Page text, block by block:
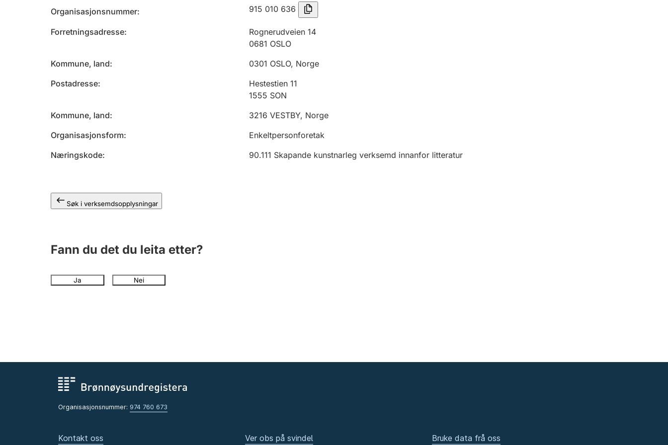
Organisasjonsnummer 915 010 636
Forretningsadresse
Rognerudveien 14
0681 OSLO
Kommune, land
0301 OSLO, Norge
Postadresse
Hestestien 11
1555 SON
Kommune, land
3216 VESTBY, Norge
Organisasjonsform
Enkeltpersonforetak
Næringskode
90.111 Skapande kunstnarleg verksemd innanfor litteratur
Søk i verksemdsopplysningar
Fann du det du leita etter?
Ja Nei
Organisasjonsnummer: 974 760 673
Kontakt oss Ver obs på svindel Bruke data frå oss